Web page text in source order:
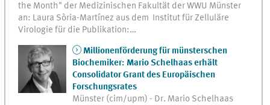
the Month" der Medizinischen Fakultät der WWU Münster
an: Laura Sòria-Martínez aus dem Institut für Zelluläre
Virologie für die Publikation:…
Millionenförderung für münsterschen
Biochemiker: Mario Schelhaas erhält
Consolidator Grant des Europäischen
Forschungsrates
Münster (cim/upm) - Dr. Mario Schelhaas